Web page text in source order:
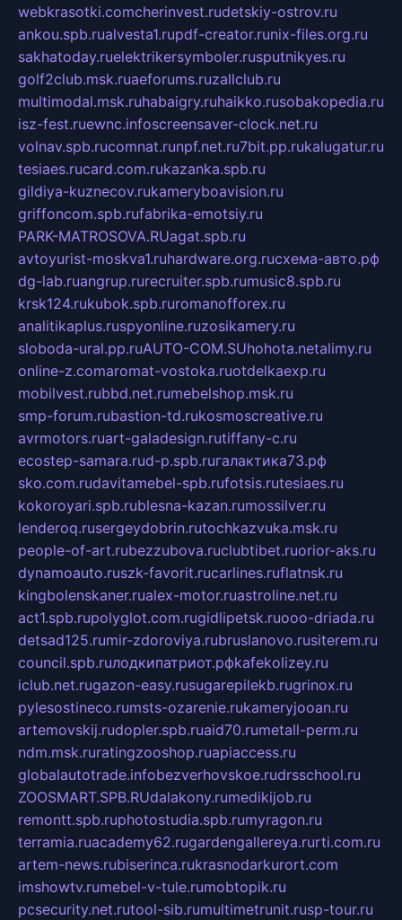
webkrasotki.comcherinvest.rudetskiy-ostrov.ru
ankou.spb.rualvesta1.rupdf-creator.runix-files.org.ru
sakhatoday.ruelektrikersymboler.rusputnikyes.ru
golf2club.msk.ruaeforums.ruzallclub.ru
multimodal.msk.ruhabaigry.ruhaikko.rusobakopedia.ru
isz-fest.ruewnc.infoscreensaver-clock.net.ru
volnav.spb.rucomnat.runpf.net.ru7bit.pp.rukalugatur.ru
tesiaes.rucard.com.rukazanka.spb.ru
gildiya-kuznecov.rukameryboavision.ru
griffoncom.spb.rufabrika-emotsiy.ru
PARK-MATROSOVA.RUagat.spb.ru
avtoyurist-moskva1.ruhardware.org.ruсхема-авто.рф
dg-lab.ruangrup.rurecruiter.spb.rumusic8.spb.ru
krsk124.rukubok.spb.ruromanofforex.ru
analitikaplus.ruspyonline.ruzosikamery.ru
sloboda-ural.pp.ruAUTO-COM.SUhohota.netalimy.ru
online-z.comaromat-vostoka.ruotdelkaexp.ru
mobilvest.rubbd.net.rumebelshop.msk.ru
smp-forum.rubastion-td.rukosmoscreative.ru
avrmotors.ruart-galadesign.rutiffany-c.ru
ecostep-samara.rud-p.spb.ruгалактика73.рф
sko.com.rudavitamebel-spb.rufotsis.rutesiaes.ru
kokoroyari.spb.rublesna-kazan.rumossilver.ru
lenderoq.rusergeydobrin.rutochkazvuka.msk.ru
people-of-art.rubezzubova.ruclubtibet.ruorior-aks.ru
dynamoauto.ruszk-favorit.rucarlines.ruflatnsk.ru
kingbolenskaner.rualex-motor.ruastroline.net.ru
act1.spb.rupolyglot.com.rugidlipetsk.ruooo-driada.ru
detsad125.rumir-zdoroviya.rubruslanovo.rusiterem.ru
council.spb.ruлодкипатриот.рфkafekolizey.ru
iclub.net.rugazon-easy.rusugarepilekb.rugrinox.ru
pylesostineco.rumsts-ozarenie.rukameryjooan.ru
artemovskij.rudopler.spb.ruaid70.rumetall-perm.ru
ndm.msk.ruratingzooshop.ruapiaccess.ru
globalautotrade.infobezverhovskoe.rudrsschool.ru
ZOOSMART.SPB.RUdalakony.rumedikijob.ru
remontt.spb.ruphotostudia.spb.rumyragon.ru
terramia.ruacademy62.rugardengallereya.rurti.com.ru
artem-news.rubiserinca.rukrasnodarkurort.com
imshowtv.rumebel-v-tule.rumobtopik.ru
pcsecurity.net.rutool-sib.rumultimetrunit.rusp-tour.ru